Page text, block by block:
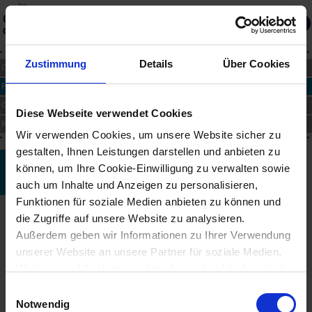
Zustimmung Details Über Cookies
Diese Webseite verwendet Cookies
Wir verwenden Cookies, um unsere Website sicher zu
gestalten, Ihnen Leistungen darstellen und anbieten zu
können, um Ihre Cookie-Einwilligung zu verwalten sowie
auch um Inhalte und Anzeigen zu personalisieren,
Funktionen für soziale Medien anbieten zu können und
die Zugriffe auf unsere Website zu analysieren.
Außerdem geben wir Informationen zu Ihrer Verwendung
unserer Website an unsere Partner für soziale Medien,
gegeben ist, und in denen Sie Ihre Rechte uU nicht
Notwendig
Gedächtnis
des Landes
Merkliste
CHRONIK
PERSONEN
Faith Aydogdu
*1963
Biographie
Geboren in der Türkei, lebt und arbeitet seit 1981 in Wien. Studium:
1980/81 Akademie der schönen Künste in Instanbul, 1982/83
bildenden Künste in Wien. Zahlreiche Ausstellungen im In- und
2004), "Diagonale 05" (Graz, 2005).